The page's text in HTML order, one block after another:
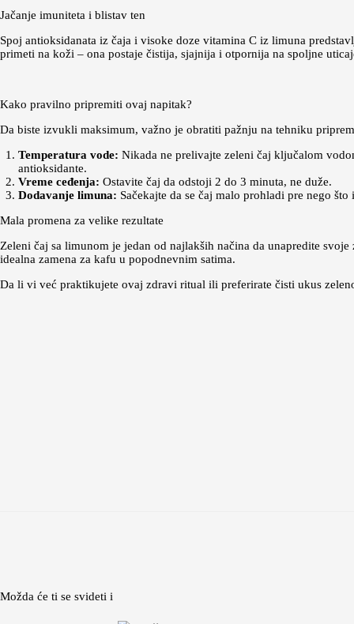
Jačanje imuniteta i blistav ten
Spoj antioksidanata iz čaja i visoke doze vitamina C iz limuna
primeti na koži – ona postaje čistija, sjajnija i otpornija na spoljne
Kako pravilno pripremiti ovaj napitak?
Da biste izvukli maksimum, važno je obratiti pažnju na tehniku
Temperatura vode: Nikada ne prelivajte zeleni čaj ključalom
antioksidante.
Vreme ceđenja: Ostavite čaj da odstoji 2 do 3 minuta, ne duže.
Dodavanje limuna: Sačekajte da se čaj malo prohladi pre nego
Mala promena za velike rezultate
Zeleni čaj sa limunom je jedan od najlakših načina da unapredite
idealna zamena za kafu u popodnevnim satima.
Da li vi već praktikujete ovaj zdravi ritual ili preferirate čisti ukus
Možda će ti se svideti i